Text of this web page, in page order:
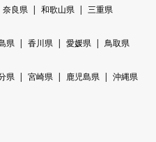
奈良県 和歌山県
三重県
県 香川県 愛媛県
鳥取県
県 宮崎県 鹿児島県
沖縄県